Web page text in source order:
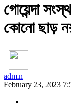
গোয়েন্দা
কোনো ছাড়
admin
February 23, 2023